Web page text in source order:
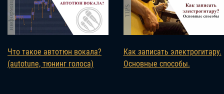
Что такое автотюн вокала?
(autotune, тюнинг голоса)
Как записать электрогитару.
Основные способы.